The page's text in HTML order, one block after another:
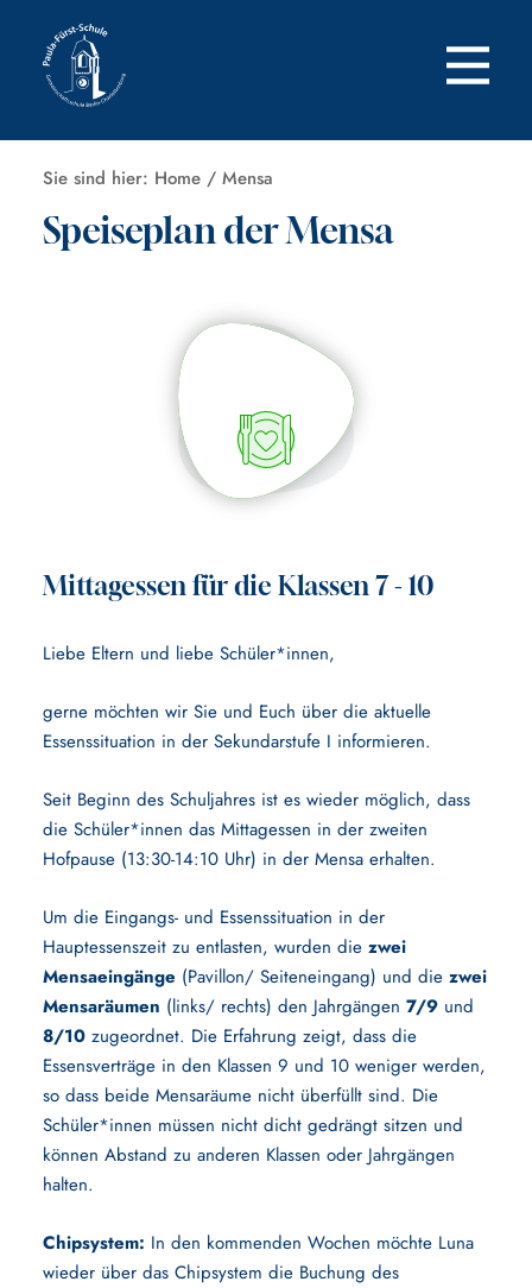
springen
Sie sind hier: Home / Mensa
Speiseplan der Mensa
Mittagessen für die Klassen 7 - 10
Liebe Eltern und liebe Schüler*innen,
gerne möchten wir Sie und Euch über die aktuelle
Essenssituation in der Sekundarstufe I informieren.
Seit Beginn des Schuljahres ist es wieder möglich, dass
die Schüler*innen das Mittagessen in der zweiten
Hofpause (13:30-14:10 Uhr) in der Mensa erhalten.
Um die Eingangs- und Essenssituation in der
Hauptessenszeit zu entlasten, wurden die zwei
Mensaeingänge (Pavillon/ Seiteneingang) und die zwei
Mensaräumen (links/ rechts) den Jahrgängen 7/9 und
8/10 zugeordnet. Die Erfahrung zeigt, dass die
Essensverträge in den Klassen 9 und 10 weniger werden,
so dass beide Mensaräume nicht überfüllt sind. Die
Schüler*innen müssen nicht dicht gedrängt sitzen und
können Abstand zu anderen Klassen oder Jahrgängen
halten.
Chipsystem: In den kommenden Wochen möchte Luna
wieder über das Chipsystem die Buchung des